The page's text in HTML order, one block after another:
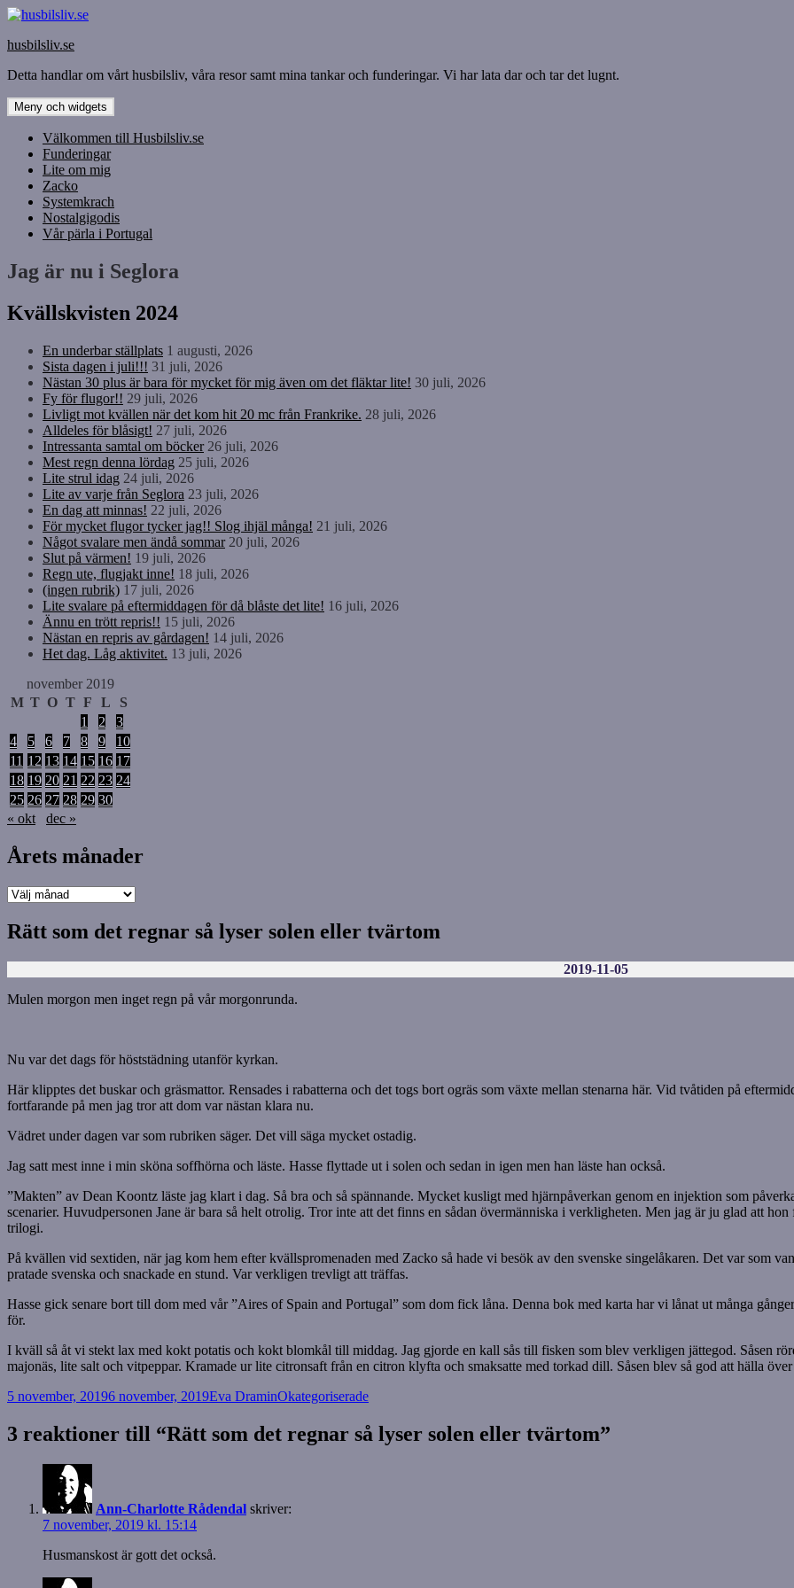
Hoppa
innehåll
husbilsliv.se
Detta handlar om vårt husbilsliv, våra resor samt mina tankar och funderingar. Vi har lata dar och tar det lugnt.
Meny och widgets
Välkommen till Husbilsliv.se
Funderingar
Lite om mig
Zacko
Systemkrach
Nostalgigodis
Vår pärla i Portugal
Jag är nu i Seglora
Kvällskvisten 2024
En underbar ställplats 1 augusti, 2026
Sista dagen i juli!!! 31 juli, 2026
Nästan 30 plus är bara för mycket för mig även om det fläktar lite! 30 juli, 2026
Fy för flugor!! 29 juli, 2026
Livligt mot kvällen när det kom hit 20 mc från Frankrike. 28 juli, 2026
Alldeles för blåsigt! 27 juli, 2026
Intressanta samtal om böcker 26 juli, 2026
Mest regn denna lördag 25 juli, 2026
Lite strul idag 24 juli, 2026
Lite av varje från Seglora 23 juli, 2026
En dag att minnas! 22 juli, 2026
För mycket flugor tycker jag!! Slog ihjäl många! 21 juli, 2026
Något svalare men ändå sommar 20 juli, 2026
Slut på värmen! 19 juli, 2026
Regn ute, flugjakt inne! 18 juli, 2026
(ingen rubrik) 17 juli, 2026
Lite svalare på eftermiddagen för då blåste det lite! 16 juli, 2026
Ännu en trött repris!! 15 juli, 2026
Nästan en repris av gårdagen! 14 juli, 2026
Het dag. Låg aktivitet. 13 juli, 2026
november 2019
M T O T F L
S
1
2
3
4
5 6 7 8 9
10
11 12 13 14 15 16 17
18 19 20 21 22 23 24
25 26 27 28 29 30
« okt
dec »
Årets månader
Årets
Rätt som det regnar så lyser solen eller tvärtom
2019-11-05
Mulen morgon men inget regn på vår morgonrunda.
Nu var det dags för höststädning utanför kyrkan.
Här klipptes det buskar och gräsmattor. Rensades i rabatterna och det togs bort ogräs som växte mellan stenarna här. Vid tvåtiden på
fortfarande på men jag tror att dom var nästan klara nu.
Vädret under dagen var som rubriken säger. Det vill säga mycket ostadig.
Jag satt mest inne i min sköna soffhörna och läste. Hasse flyttade ut i solen och sedan in igen men han läste han också.
”Makten” av Dean Koontz läste jag klart i dag. Så bra och så spännande. Mycket kusligt med hjärnpåverkan genom en injektion som
scenarier. Huvudpersonen Jane är bara så helt otrolig. Tror inte att det finns en sådan övermänniska i verkligheten. Men jag är ju glad att
trilogi.
På kvällen vid sextiden, när jag kom hem efter kvällspromenaden med Zacko så hade vi besök av den svenske singelåkaren. Det var som
pratade svenska och snackade en stund. Var verkligen trevligt att träffas.
Hasse gick senare bort till dom med vår ”Aires of Spain and Portugal” som dom fick låna. Denna bok med karta har vi lånat ut många
för.
I kväll så åt vi stekt lax med kokt potatis och kokt blomkål till middag. Jag gjorde en kall sås till fisken som blev verkligen jättegod. Såsen
majonäs, lite salt och vitpeppar. Kramade ur lite citronsaft från en citron klyfta och smaksatte med torkad dill. Såsen blev så god att hälla
Postat
5 november, 20196 november, 2019Författare
Eva DraminKategorier
Okategoriserade
3 reaktioner till “Rätt som det regnar så lyser solen eller tvärtom”
Ann-Charlotte Rådendal skriver:
7 november, 2019 kl. 15:14
Husmanskost är gott det också.